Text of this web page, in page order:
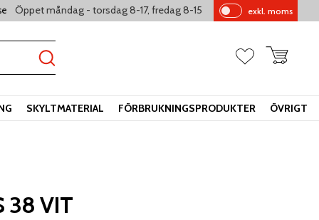
Öppet måndag - torsdag 8-17, fredag 8-15
Pr
s
exkl. moms
FavoriterKundvagn
SKYLTMATERIAL FÖRBRUKNINGSPRODUKTER ÖVRIGT
38 VIT